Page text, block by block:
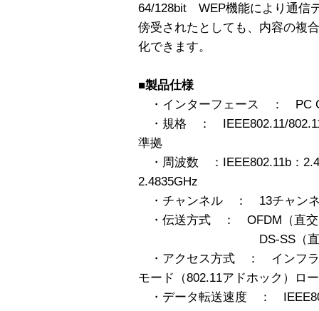
64/128bit WEP機能により通信
傍受されたとしても、内容の複
化できます。
■製品仕様
・インターフェース ： PC
・規格 ： IEEE802.11/
準拠
・周波数 ：IEEE802.11b：2.4
2.4835GHz
・チャンネル ： 13チャン
・伝送方式 ： OFDM（直交
DS-SS（直接拡散型
・アクセス方式 ： インフラ
モード（802.11アドホック）ロ
・データ転送速度 ：